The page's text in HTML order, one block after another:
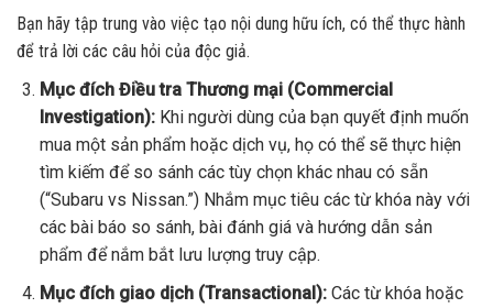
Bạn hãy tập trung vào việc tạo nội dung hữu ích, có thể thực hành
để trả lời các câu hỏi của độc giả.
Mục đích Điều tra Thương mại (Commercial
Investigation):Khi người dùng của bạn quyết định muốn
mua một sản phẩm hoặc dịch vụ, họ có thể sẽ thực hiện
tìm kiếm để so sánh các tùy chọn khác nhau có sẵn
(“Subaru vs Nissan.”) Nhắm mục tiêu các từ khóa này với
các bài báo so sánh, bài đánh giá và hướng dẫn sản
phẩm để nắm bắt lưu lượng truy cập.
Mục đích giao dịch (Transactional):Các từ khóa hoặc